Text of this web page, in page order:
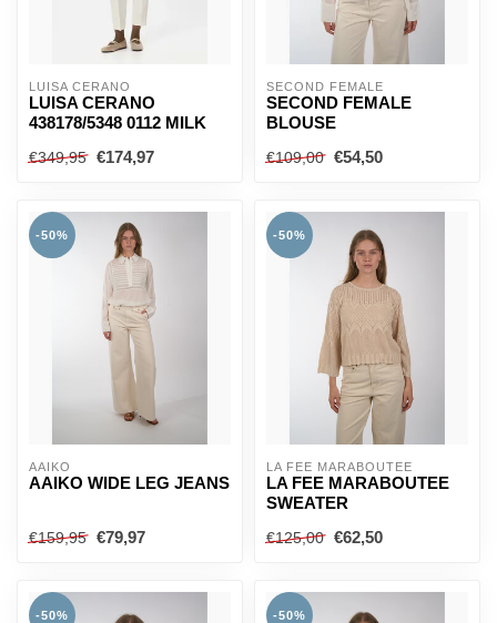
LUISA CERANO
LUISA CERANO
438178/5348 0112 MILK
€349,95 €174,97
SECOND FEMALE
SECOND FEMALE
BLOUSE
€109,00 €54,50
-50%
AAIKO
AAIKO WIDE LEG JEANS
€159,95 €79,97
-50%
LA FEE MARABOUTEE
LA FEE MARABOUTEE
SWEATER
€125,00 €62,50
-50% -50%